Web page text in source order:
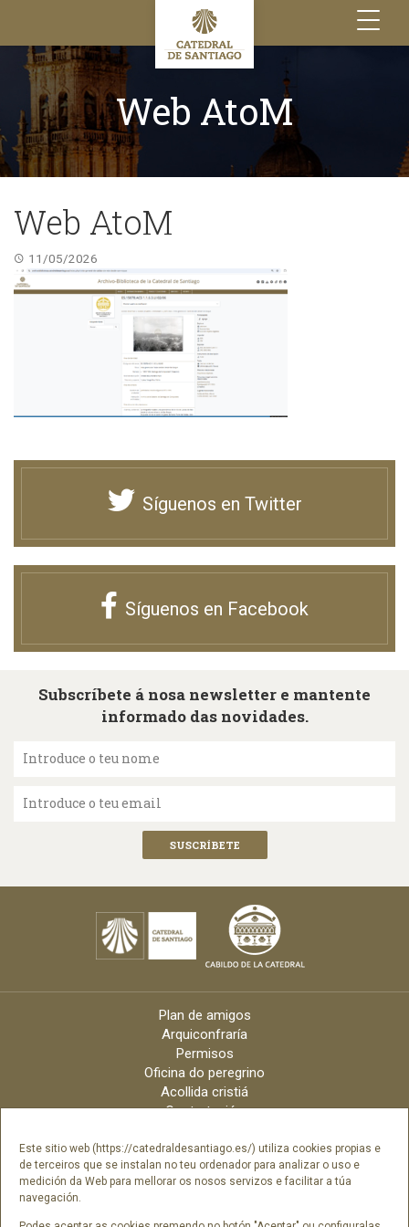
Este sitio web (https://catedraldesantiago.es/) utiliza cookies propias e
de terceiros que se instalan no teu ordenador para analizar o uso e
medición da Web para mellorar os nosos servizos e facilitar a túa
navegación.
Toggle
navigation
Web AtoM
Web AtoM
11/05/2026
Síguenos en Twitter
Síguenos en Facebook
Subscríbete á nosa newsletter e mantente
informado das novidades.
Introduce o teu nome
Introduce o teu email
Plan de amigos
Arquiconfraría
Permisos
Oficina do peregrino
Acollida cristiá
Contratación
Arquidiócese
Créditos
Catálogo Dixital